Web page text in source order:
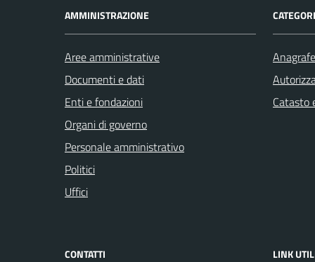
AMMINISTRAZIONE
Aree amministrative
Documenti e dati
Enti e fondazioni
Organi di governo
Personale amministrativo
Politici
Uffici
Catasto
CONTATTI LINK